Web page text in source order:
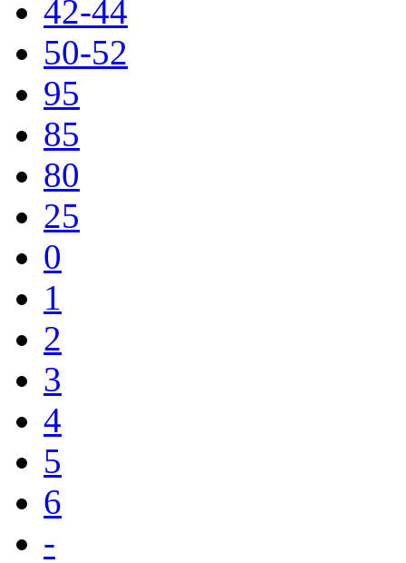
42-44
50-52
95
85
80
25
0
1
2
3
4
5
6
-